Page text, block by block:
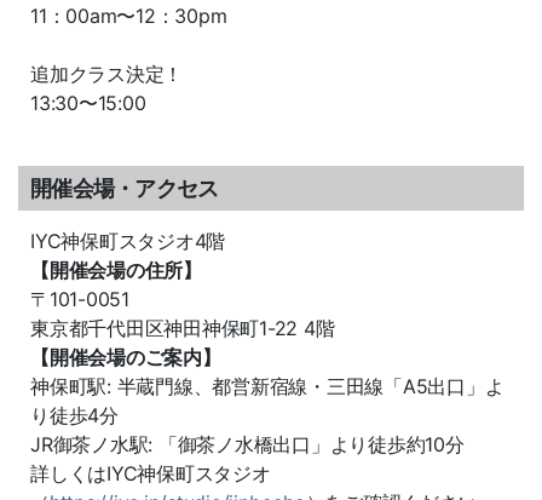
11：00am〜12：30pm
追加クラス決定！
13:30〜15:00
開催会場・アクセス
IYC神保町スタジオ4階
【開催会場の住所】
〒101-0051
東京都千代田区神田神保町1-22 4階
【開催会場のご案内】
神保町駅: 半蔵門線、都営新宿線・三田線「A5出口」よ
り徒歩4分
JR御茶ノ水駅: 「御茶ノ水橋出口」より徒歩約10分
詳しくはIYC神保町スタジオ